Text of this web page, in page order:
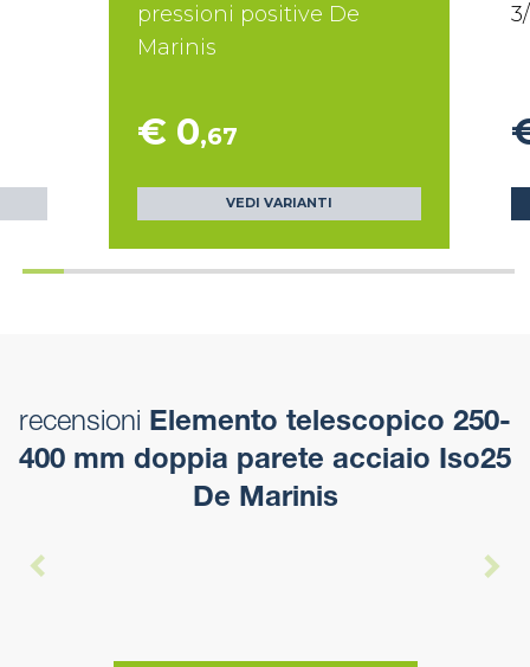
pressioni positive De
Marinis
€ 0,67
VEDI VARIANTI
recensioni Elemento telescopico 250-
400 mm doppia parete acciaio Iso25
De Marinis